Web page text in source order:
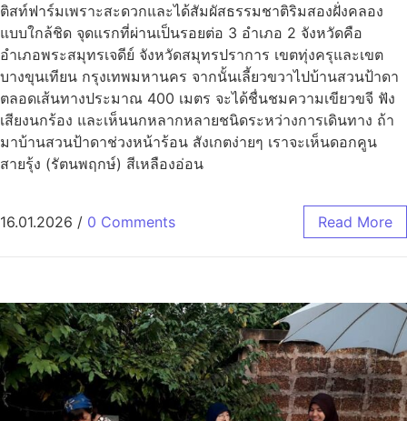
ติสท์ฟาร์มเพราะสะดวกและได้สัมผัสธรรมชาติริมสองฝั่งคลอง
แบบใกล้ชิด จุดแรกที่ผ่านเป็นรอยต่อ 3 อำเภอ 2 จังหวัดคือ
อำเภอพระสมุทรเจดีย์ จังหวัดสมุทรปราการ เขตทุ่งครุและเขต
บางขุนเทียน กรุงเทพมหานคร จากนั้นเลี้ยวขวาไปบ้านสวนป้าดา
ตลอดเส้นทางประมาณ 400 เมตร จะได้ชื่นชมความเขียวขจี ฟัง
เสียงนกร้อง และเห็นนกหลากหลายชนิดระหว่างการเดินทาง ถ้า
มาบ้านสวนป้าดาช่วงหน้าร้อน สังเกตง่ายๆ เราจะเห็นดอกคูน
สายรุ้ง (รัตนพฤกษ์) สีเหลืองอ่อน
16.01.2026 / 0 Comments Read More